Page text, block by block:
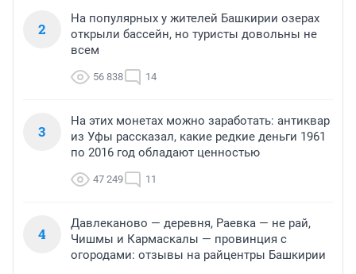
2
На популярных у жителей Башкирии озерах
открыли бассейн, но туристы довольны не
всем
56 838 14
3
На этих монетах можно заработать: антиквар
из Уфы рассказал, какие редкие деньги 1961
по 2016 год обладают ценностью
47 249 11
4
Давлеканово — деревня, Раевка — не рай,
Чишмы и Кармаскалы — провинция с
огородами: отзывы на райцентры Башкирии